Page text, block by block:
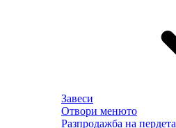
Завеси
Отвори менюто
Разпродажба на пердета